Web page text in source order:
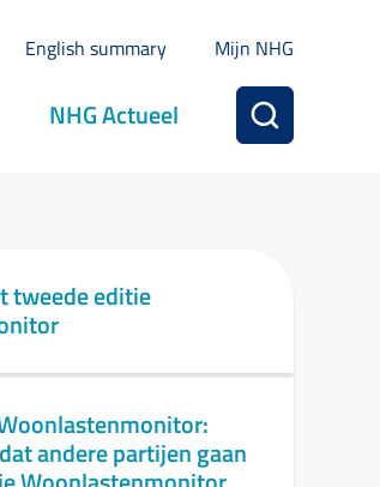
English summary Mijn NHG
NHG Actueel
tweede editie
andere partijen gaan